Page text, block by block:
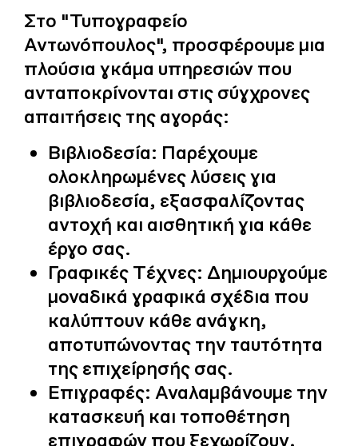
Στο "Τυπογραφείο
Αντωνόπουλος", προσφέρουμε μια
πλούσια γκάμα υπηρεσιών που
ανταποκρίνονται στις σύγχρονες
απαιτήσεις της αγοράς:
Βιβλιοδεσία: Παρέχουμε
ολοκληρωμένες λύσεις για
βιβλιοδεσία, εξασφαλίζοντας
αντοχή και αισθητική για κάθε
έργο σας.
Γραφικές Τέχνες: Δημιουργούμε
μοναδικά γραφικά σχέδια που
καλύπτουν κάθε ανάγκη,
αποτυπώνοντας την ταυτότητα
της επιχείρησής σας.
Επιγραφές: Αναλαμβάνουμε την
κατασκευή και τοποθέτηση
επιγραφών που ξεχωρίζουν,